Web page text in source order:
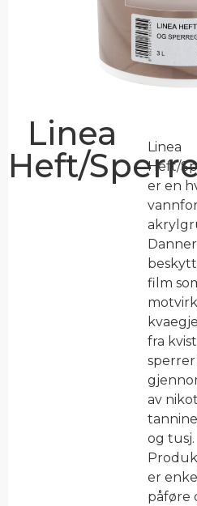
Linea
Heft/
er en
film
fra
av
og tusj.
er
påføre
Linea
Heft/